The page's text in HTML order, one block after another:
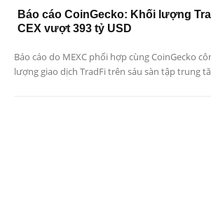
Báo cáo CoinGecko: Khối lượng
CEX vượt 393 tỷ USD
Báo cáo do MEXC phối hợp cùng CoinGecko
lượng giao dịch TradFi trên sáu sàn tập trung